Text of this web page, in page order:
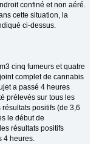
confiné et non aéré.
cette situation, la
ci-dessus.
cinq fumeurs et quatre
complet de cannabis
a passé 4 heures
prélevés sur tous les
positifs (de 3,6
le début de
résultats positifs
4 heures.